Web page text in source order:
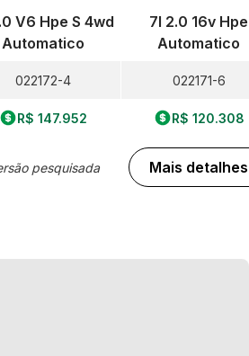
V6 Hpe S 4wd
Automatico
022172-4
R$ 147.952
pesquisada
7l 2.0 16v Hpe
Automatico
022171-6
R$ 120.308
Mais detalhes